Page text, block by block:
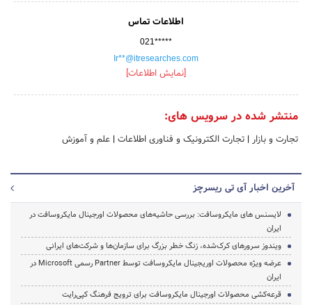
اطلاعات تماس
021*****
Ir**@itresearches.com
[نمایش اطلاعات]
منتشر شده در سرویس های:
تجارت و بازار | تجارت الکترونیک و فناوری اطلاعات | علم و آموزش
آخرین اخبار آی تی ریسرچز
لایسنس های مایکروسافت: بررسی حاشیه‌های محصولات اورجینال مایکروسافت در
ایران
ویندوز سرورهای کرک‌شده، زنگ خطر بزرگ برای سازمان‌ها و شرکت‌های ایرانی
عرضه ویژه محصولات اوریجینال مایکروسافت توسط Partner رسمی Microsoft در
ایران
قرعه‌کشی محصولات اورجینال مایکروسافت برای ترویج فرهنگ کپی‌رایت